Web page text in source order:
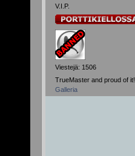
V.I.P.
Viestejä: 1506
TrueMaster and proud of it!
Galleria